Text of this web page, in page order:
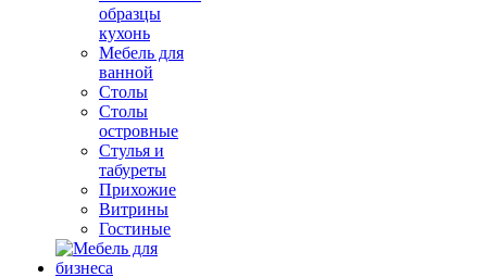
образцы
кухонь
Мебель для
ванной
Столы
Столы
островные
Стулья и
табуреты
Прихожие
Витрины
Гостиные